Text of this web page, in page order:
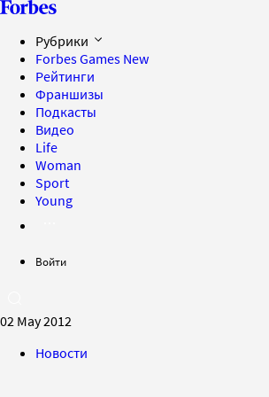
Рубрики
Forbes Games New
Рейтинги
Франшизы
Подкасты
Видео
Life
Woman
Sport
Young
Войти
02 May 2012
Новости